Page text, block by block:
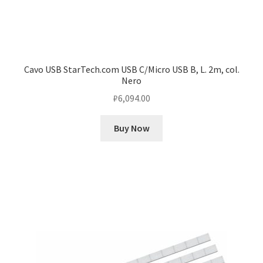
Cavo USB StarTech.com USB C/Micro USB B, L. 2m, col.
Nero
₽6,094.00
Buy Now